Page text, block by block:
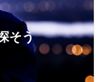
そう